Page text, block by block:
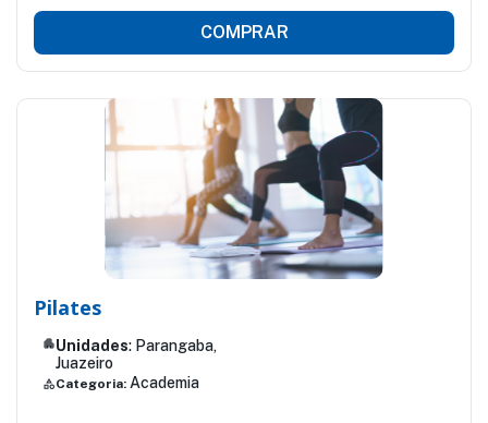
COMPRAR
Pilates
apartmentUnidades: Parangaba,
Juazeiro
categoryCategoria: Academia